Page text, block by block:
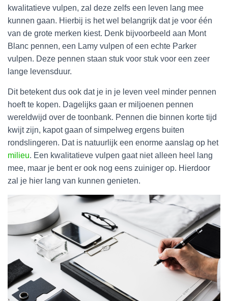
kwalitatieve vulpen, zal deze zelfs een leven lang mee
kunnen gaan. Hierbij is het wel belangrijk dat je voor één
van de grote merken kiest. Denk bijvoorbeeld aan Mont
Blanc pennen, een Lamy vulpen of een echte Parker
vulpen. Deze pennen staan stuk voor stuk voor een zeer
lange levensduur.
Dit betekent dus ook dat je in je leven veel minder pennen
hoeft te kopen. Dagelijks gaan er miljoenen pennen
wereldwijd over de toonbank. Pennen die binnen korte tijd
kwijt zijn, kapot gaan of simpelweg ergens buiten
rondslingeren. Dat is natuurlijk een enorme aanslag op het
milieu. Een kwalitatieve vulpen gaat niet alleen heel lang
mee, maar je bent er ook nog eens zuiniger op. Hierdoor
zal je hier lang van kunnen genieten.